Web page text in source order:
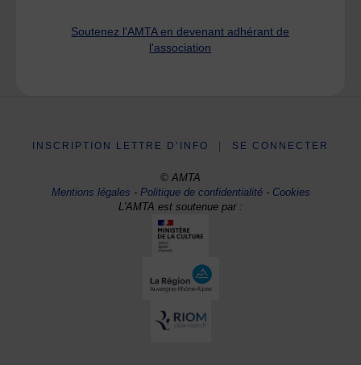
Soutenez l'AMTA en devenant adhérant de
l'association
INSCRIPTION LETTRE D’INFO SE CONNECTER
© AMTA
Mentions légales -Politique de confidentialité- Cookies
L'AMTA est soutenue par :